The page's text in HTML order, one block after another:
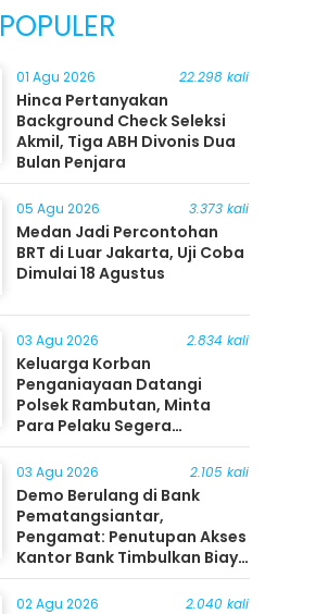
POPULER
01 Agu 2026 22.298 kali
Hinca Pertanyakan
Background Check Seleksi
Akmil, Tiga ABH Divonis Dua
Bulan Penjara
05 Agu 2026 3.373 kali
Medan Jadi Percontohan
BRT di Luar Jakarta, Uji Coba
Dimulai 18 Agustus
03 Agu 2026 2.834 kali
Keluarga Korban
Penganiayaan Datangi
Polsek Rambutan, Minta
Para Pelaku Segera
Ditangkap
03 Agu 2026 2.105 kali
Demo Berulang di Bank
Pematangsiantar,
Pengamat: Penutupan Akses
Kantor Bank Timbulkan Biaya
Ekonomi bagi Masyarakat
02 Agu 2026 2.040 kali